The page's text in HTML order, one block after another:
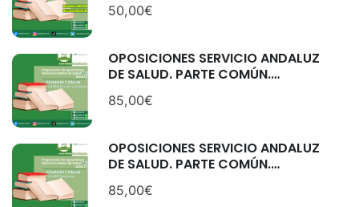
50,00€
OPOSICIONES SERVICIO ANDALUZ
DE SALUD. PARTE COMÚN.
SERVICIOS. SEPTIEMBRE 2025
85,00€
OPOSICIONES SERVICIO ANDALUZ
DE SALUD. PARTE COMÚN.
SEPTIEMBRE 2025.
85,00€